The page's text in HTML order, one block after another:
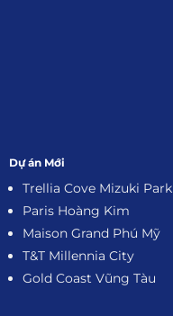
Dự án Mới
Trellia Cove Mizuki Park
Paris Hoàng Kim
Maison Grand Phú Mỹ
T&T Millennia City
Gold Coast Vũng Tàu